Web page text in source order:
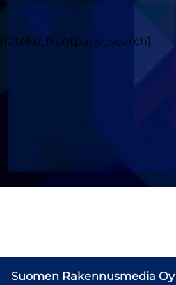
[rateko_frontpage_search]
Suomen Rakennusmedia Oy